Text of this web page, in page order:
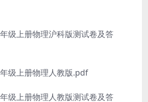
上册物理沪科版测试卷及答
级上册物理人教版.pdf
上册物理人教版测试卷及答